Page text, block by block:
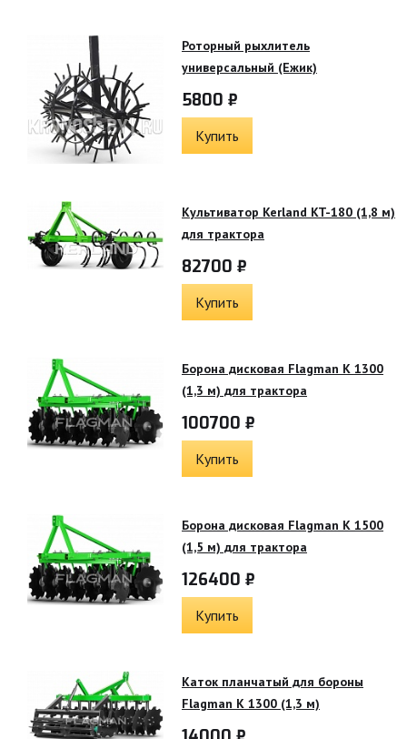
Роторный рыхлитель
универсальный (Ежик)
5800 ₽
Купить
Культиватор Kerland KT-180 (1,8 м)
для трактора
82700 ₽
Купить
Борона дисковая Flagman K 1300
(1,3 м) для трактора
100700 ₽
Купить
Борона дисковая Flagman K 1500
(1,5 м) для трактора
126400 ₽
Купить
Каток планчатый для бороны
Flagman K 1300 (1,3 м)